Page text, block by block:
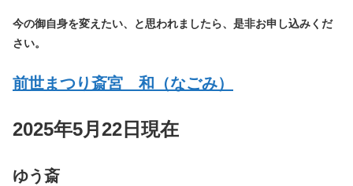
今の御自身を変えたい、と思われましたら、是非お申し込みくだ
さい。
前世まつり斎宮 和（なごみ）
2025年5月22日現在
ゆう斎